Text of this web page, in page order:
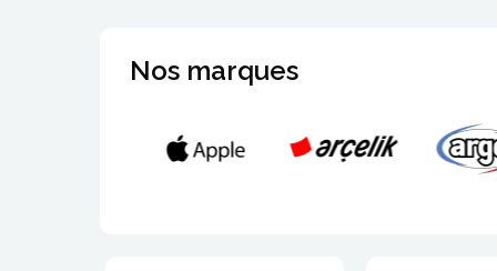
Nos marques